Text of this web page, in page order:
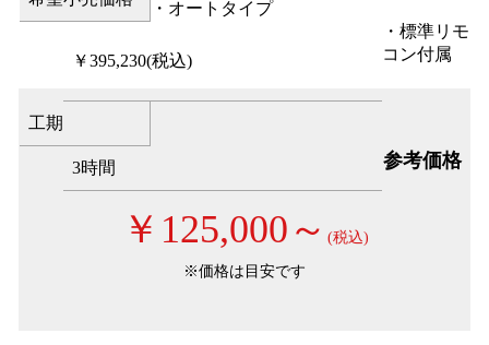
￥395,230(税込)
工期
3時間
・オートタイプ
・標準リモ
コン付属
参考価格
￥125,000～ (税込)
※価格は目安です